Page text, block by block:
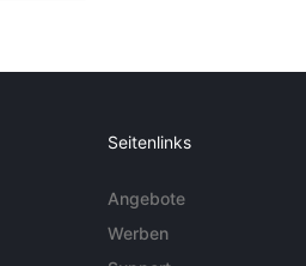
Seitenlinks
Angebote
Werben